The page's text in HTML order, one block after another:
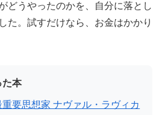
どうやったのかを、自分に落とし
た。試すだけなら、お金はかかり
た本
要思想家 ナヴァル・ラヴィカ